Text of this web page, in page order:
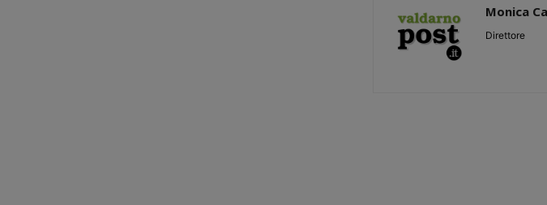
Monica
Direttore